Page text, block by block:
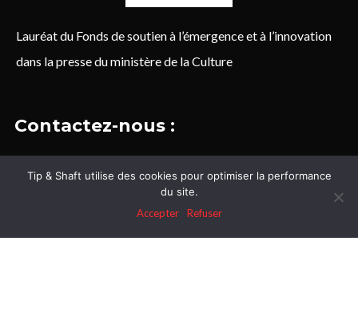
Lauréat du Fonds de soutien à l’émergence et à l’innovation
dans la presse du ministère de la Culture
Contactez-nous :
Tip & Shaft utilise des cookies pour optimiser la performance
du site.
Accepter
Refuser